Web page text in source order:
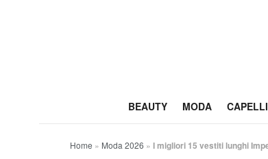
BEAUTY MODA CAPELLI
Home » Moda 2026 » I migliori 15 vestiti lunghi